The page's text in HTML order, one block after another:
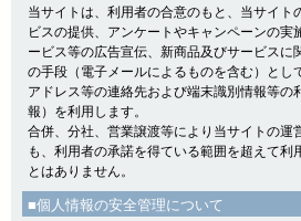
当サイトは、利用者の合意のもと、当サイト
ビスの提供、アンケートやキャンペーンの実
ービス等の広告宣伝、新商品及びサービスに
の手段（電子メールによるものを含む）とし
アドレス等の連絡先および端末識別情報等の
報）を利用します。
合併、分社、営業譲渡等により当サイトの運
も、利用者の承諾を得ている範囲を超えて利
とはありません。
■個人情報の安全管理について